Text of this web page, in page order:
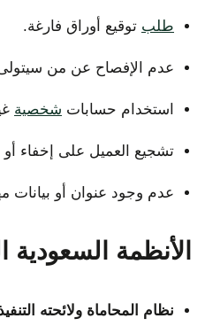
طلب توقيع أوراق فارغة.
عدم الإفصاح عن من
استخدام حسابات شخصية
تشجيع العميل على إخفاء أو
عدم وجود عنوان أو بيانات
الأنظمة السعودية
نظام المحاماة ولائحته